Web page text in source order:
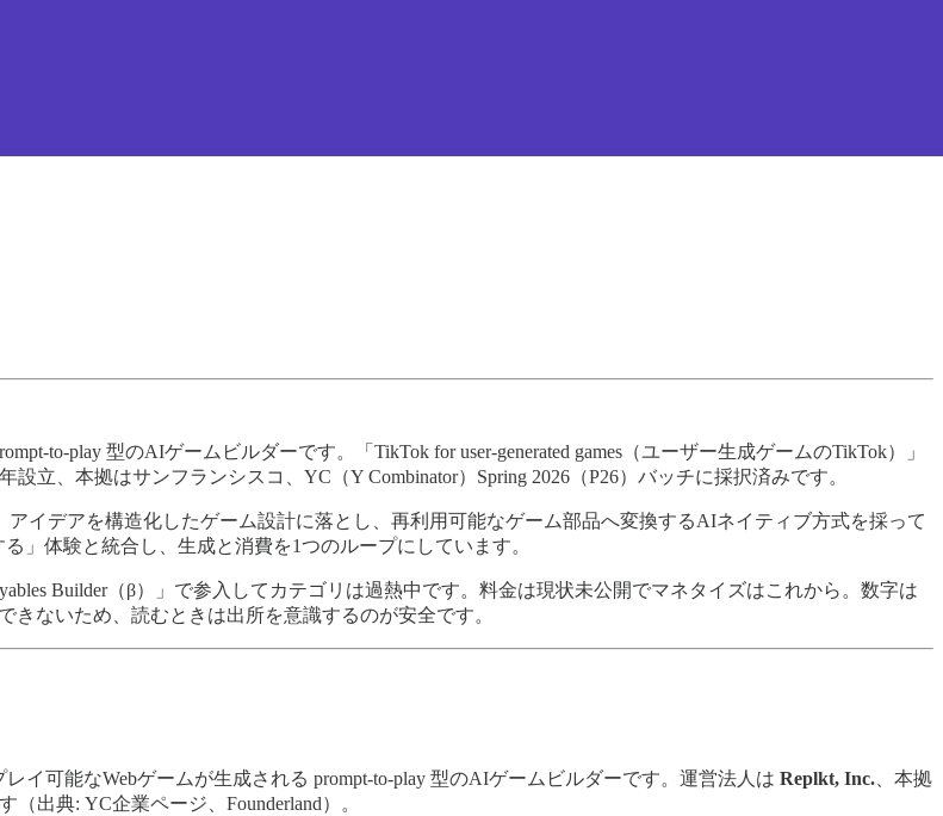
to-play 型のAIゲームビルダーです。「TikTok for user-generated games（ユーザー生成ゲームのTikTok）」
立、本拠はサンフランシスコ、YC（Y Combinator）Spring 2026（P26）バッチに採択済みです。
イデアを構造化したゲーム設計に落とし、再利用可能なゲーム部品へ変換するAIネイティブ方式を採って
」体験と統合し、生成と消費を1つのループにしています。
Builder（β）」で参入してカテゴリは過熱中です。料金は現状未公開でマネタイズはこれから。数字は
ないため、読むときは出所を意識するのが安全です。
イ可能なWebゲームが生成される prompt-to-play 型のAIゲームビルダーです。運営法人は Replkt, Inc. 、本拠
出典: YC企業ページ、Founderland）。